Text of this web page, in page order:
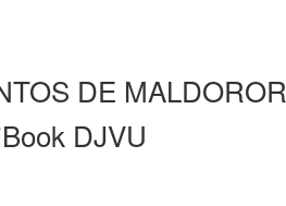
DE MALDOROR
DJVU